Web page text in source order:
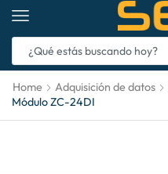
Home Adquisición de datos
Módulo ZC-24DI